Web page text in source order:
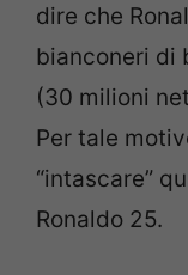
dire che
bianconeri di
(30 milioni
Per tale
“intascare”
Ronaldo 25.